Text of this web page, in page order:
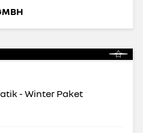
- Winter Paket